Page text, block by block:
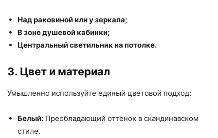
Над раковиной или у зеркала;
В зоне душевой кабинки;
Центральный светильник на потолке.
3. Цвет и материал
Умышленно используйте единый цветовой подход:
Белый: Преобладающий оттенок в скандинавском
стиле.